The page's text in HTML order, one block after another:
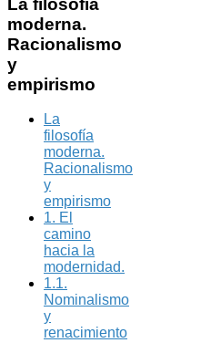
moderna.
Racionalismo
y
empirismo
La
filosofía
moderna.
Racionalismo
y
empirismo
1. El
camino
hacia la
modernidad.
1.1.
Nominalismo
y
renacimiento